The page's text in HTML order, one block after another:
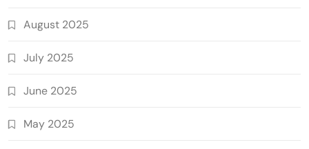
August 2025
July 2025
June 2025
May 2025